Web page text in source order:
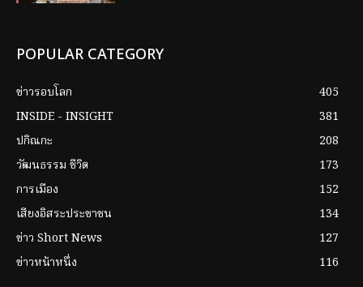
POPULAR CATEGORY
ข่าวรอบโลก
405
INSIDE - INSIGHT
381
ปกิณกะ
208
วัฒนธรรม ชีวิต
173
การเมือง
152
เสียงอิสระประชาชน
134
ข่าว Short News
127
ข่าวหน้าหนึ่ง
116